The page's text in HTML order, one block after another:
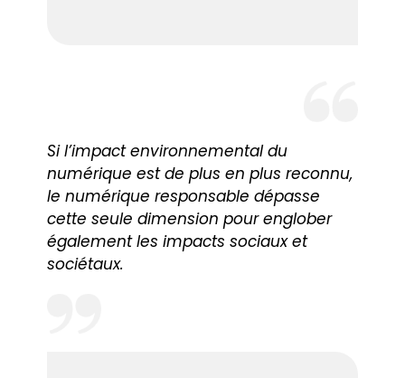
Si l’impact environnemental du
numérique est de plus en plus reconnu,
le numérique responsable dépasse
cette seule dimension pour englober
également les impacts sociaux et
sociétaux.